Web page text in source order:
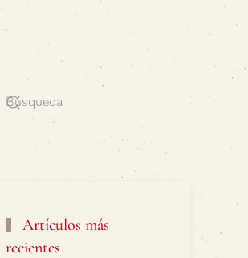
Artículos más
recientes